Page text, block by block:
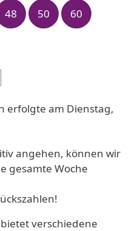
48 50 60
erfolgte am Dienstag,
angehen, können wir
gesamte Woche
verschiedene